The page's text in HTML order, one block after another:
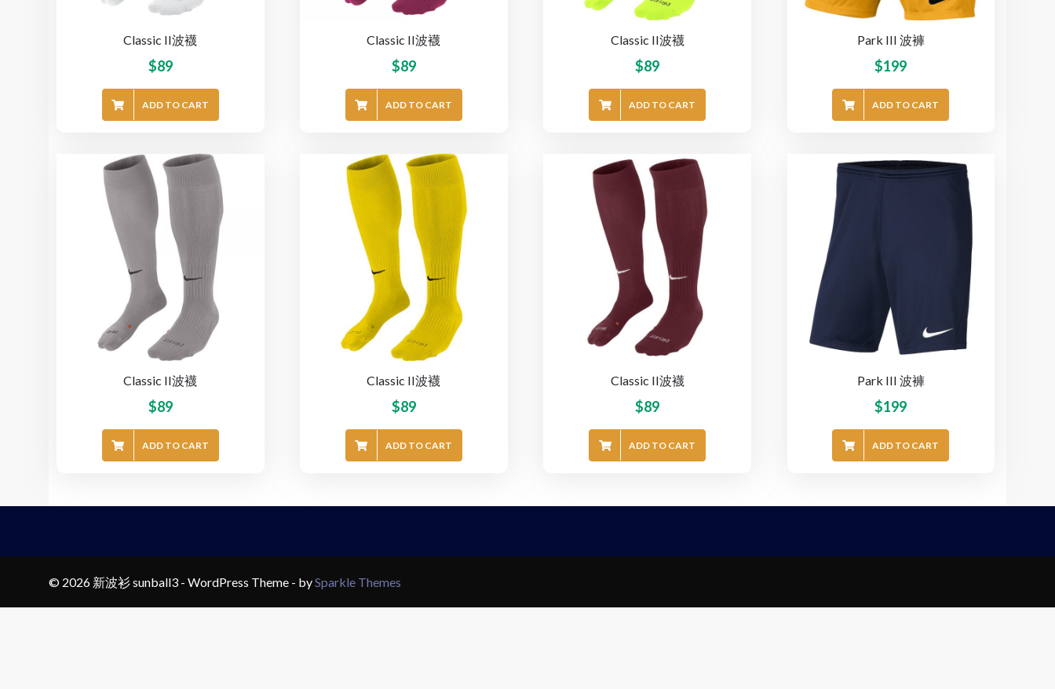
Classic II波襪
$89
ADD TO CART
Classic II波襪
$89
ADD TO CART
Classic II波襪
$89
ADD TO CART
Park III 波褲
$199
ADD TO CART
Classic II波襪
$89
ADD TO CART
Classic II波襪
$89
ADD TO CART
Classic II波襪
$89
ADD TO CART
Park III 波褲
$199
ADD TO CART
© 2026 新波衫 sunball3 - WordPress Theme - bySparkle Themes